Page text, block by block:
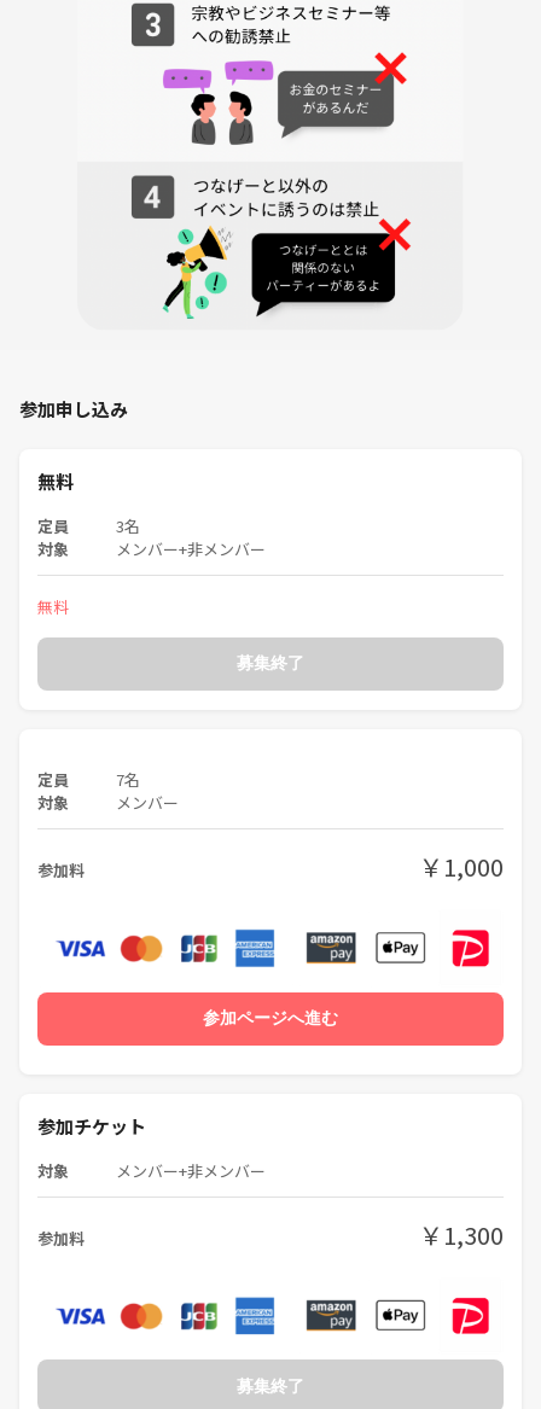
参加申し込み
無料
定員 3名
対象 メンバー+非メンバー
無料
募集終了
定員 7名
対象 メンバー
参加料 ￥1,000
参加ページへ進む
参加チケット
対象 メンバー+非メンバー
参加料 ￥1,300
募集終了